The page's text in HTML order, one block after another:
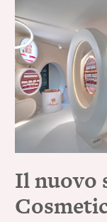
Il nuovo